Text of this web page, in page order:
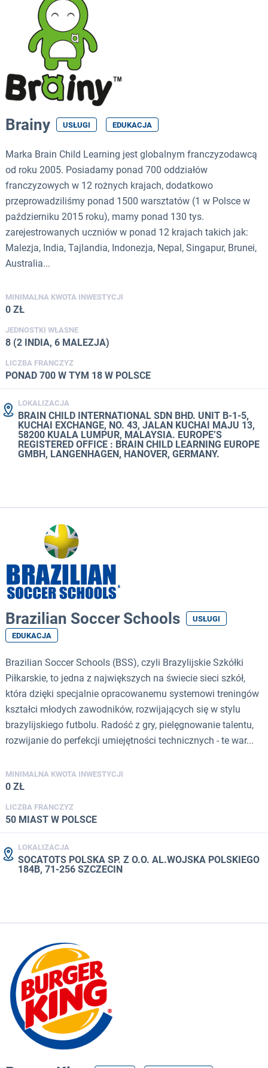
Brainy USŁUGI EDUKACJA
Marka Brain Child Learning jest globalnym franczyzodawcą
od roku 2005. Posiadamy ponad 700 oddziałów
franczyzowych w 12 rożnych krajach, dodatkowo
przeprowadziliśmy ponad 1500 warsztatów (1 w Polsce w
październiku 2015 roku), mamy ponad 130 tys.
zarejestrowanych uczniów w ponad 12 krajach takich jak:
Malezja, India, Tajlandia, Indonezja, Nepal, Singapur, Brunei,
Australia...
MINIMALNA KWOTA INWESTYCJI
0 ZŁ
JEDNOSTKI WŁASNE
8 (2 INDIA, 6 MALEZJA)
LICZBA FRANCZYZ
PONAD 700 W TYM 18 W POLSCE
LOKALIZACJA
BRAIN CHILD INTERNATIONAL SDN BHD. UNIT B-1-5,
KUCHAI EXCHANGE, NO. 43, JALAN KUCHAI MAJU 13,
58200 KUALA LUMPUR, MALAYSIA. EUROPE’S
REGISTERED OFFICE : BRAIN CHILD LEARNING EUROPE
GMBH, LANGENHAGEN, HANOVER, GERMANY.
Brazilian Soccer Schools
USŁUGI
EDUKACJA
Brazilian Soccer Schools (BSS), czyli Brazylijskie Szkółki
Piłkarskie, to jedna z największych na świecie sieci szkół,
która dzięki specjalnie opracowanemu systemowi treningów
kształci młodych zawodników, rozwijających się w stylu
brazylijskiego futbolu. Radość z gry, pielęgnowanie talentu,
rozwijanie do perfekcji umiejętności technicznych - te war...
MINIMALNA KWOTA INWESTYCJI
0 ZŁ
LICZBA FRANCZYZ
50 MIAST W POLSCE
LOKALIZACJA
SOCATOTS POLSKA SP. Z O.O. AL.WOJSKA POLSKIEGO
184B, 71-256 SZCZECIN